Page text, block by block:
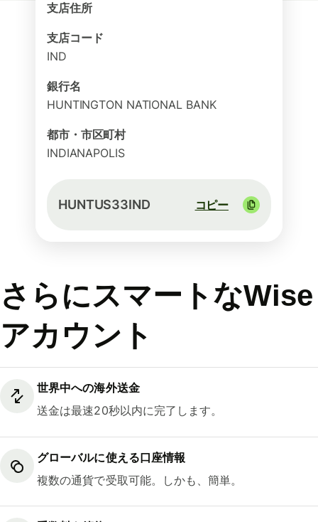
支店住所
支店コード
IND
銀行名
HUNTINGTON NATIONAL BANK
都市・市区町村
INDIANAPOLIS
HUNTUS33IND コピー
さらにスマートなWise
アカウント
世界中への海外送金
送金は最速20秒以内に完了します。
グローバルに使える口座情報
複数の通貨で受取可能。しかも、簡単。